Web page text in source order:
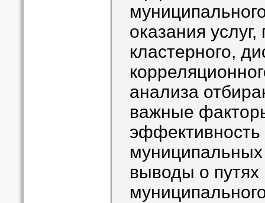
оказания
кластерного,
анализа
важные
эффективность
муниципальных
выводы о